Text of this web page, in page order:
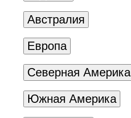
Австралия
Европа
Северная Америка
Южная Америка